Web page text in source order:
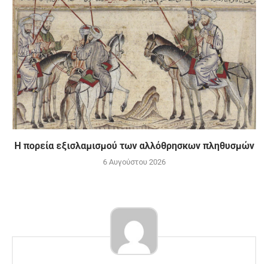
Η πορεία εξισλαμισμού των αλλόθρησκων πληθυσμών
6 Αυγούστου 2026